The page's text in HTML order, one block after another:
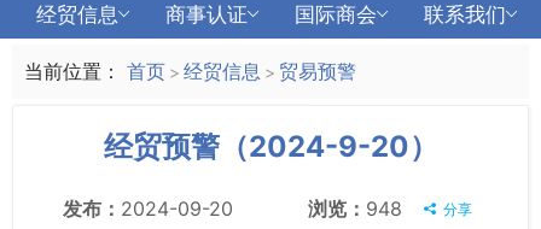
经贸信息
商事认证 国际商会 联系我们
当前位置： 首页 > 经贸信息 > 贸易预警
经贸预警（2024-9-20）
发布： 2024-09-20 浏览： 948 分享